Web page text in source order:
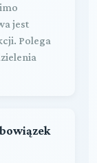
jest
Polega